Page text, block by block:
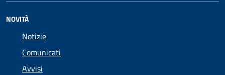
NOVITÀ
Notizie
Comunicati
Avvisi